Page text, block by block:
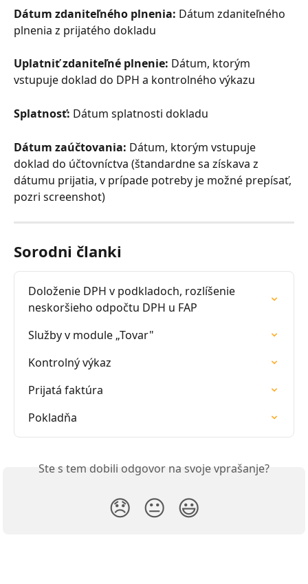
Dátum zdaniteľného plnenia: Dátum zdaniteľného
plnenia z prijatého dokladu
Uplatniť zdaniteľné plnenie: Dátum, ktorým
vstupuje doklad do DPH a kontrolného výkazu
Splatnosť: Dátum splatnosti dokladu
Dátum zaúčtovania: Dátum, ktorým vstupuje
doklad do účtovníctva (štandardne sa získava z
dátumu prijatia, v prípade potreby je možné prepísať,
pozri screenshot)
Sorodni članki
Doloženie DPH v podkladoch, rozlíšenie
neskoršieho odpočtu DPH u FAP
Služby v module „Tovar"
Kontrolný výkaz
Prijatá faktúra
Pokladňa
Ste s tem dobili odgovor na svoje vprašanje?
😞 😐 😃